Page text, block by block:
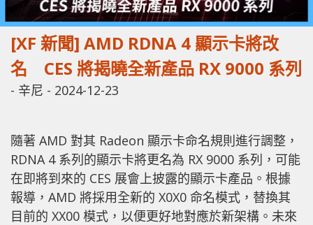
[XF 新聞] AMD RDNA 4 顯示卡將改
名 CES 將揭曉全新產品 RX 9000 系列
- 辛尼 - 2024-12-23
隨著 AMD 對其 Radeon 顯示卡命名規則進行調整，
RDNA 4 系列的顯示卡將更名為 RX 9000 系列，可能
在即將到來的 CES 展會上披露的顯示卡產品。根據
報導，AMD 將採用全新的 X0X0 命名模式，替換其
目前的 XX00 模式，以便更好地對應於新架構。未來